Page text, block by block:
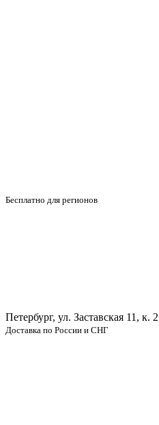
Бесплатно для регионов
Петербург, ул. Заставская 11, к. 2
Доставка по России и СНГ